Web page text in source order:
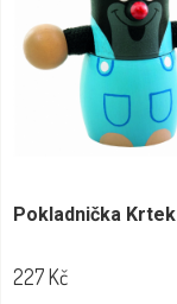
Pokladnička Krtek
227 Kč